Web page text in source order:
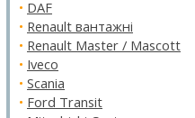
• DAF
• Renault вантажні
• Renault Master / Mascott
• Iveco
• Scania
• Ford Transit